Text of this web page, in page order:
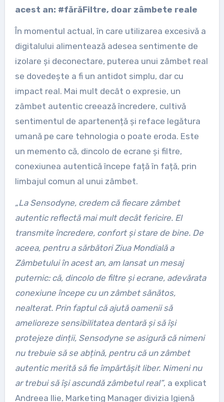
acest an: #fărăFiltre, doar zâmbete reale
În momentul actual, în care utilizarea excesivă a
digitalului alimentează adesea sentimente de
izolare și deconectare, puterea unui zâmbet real
se dovedește a fi un antidot simplu, dar cu
impact real. Mai mult decât o expresie, un
zâmbet autentic creează încredere, cultivă
sentimentul de apartenență și reface legătura
umană pe care tehnologia o poate eroda. Este
un memento că, dincolo de ecrane și filtre,
conexiunea autentică începe față în față, prin
limbajul comun al unui zâmbet.
„La Sensodyne, credem că fiecare zâmbet
autentic reflectă mai mult decât fericire. El
transmite încredere, confort și stare de bine. De
aceea, pentru a sărbători Ziua Mondială a
Zâmbetului în acest an, am lansat un mesaj
puternic: că, dincolo de filtre și ecrane, adevărata
conexiune începe cu un zâmbet sănătos,
nealterat. Prin faptul că ajută oamenii să
amelioreze sensibilitatea dentară și să își
protejeze dinții, Sensodyne se asigură că nimeni
nu trebuie să se abțină, pentru că un zâmbet
autentic merită să fie împărtășit liber. Nimeni nu
ar trebui să își ascundă zâmbetul real”, a explicat
Andreea Ilie, Marketing Manager divizia Igienă